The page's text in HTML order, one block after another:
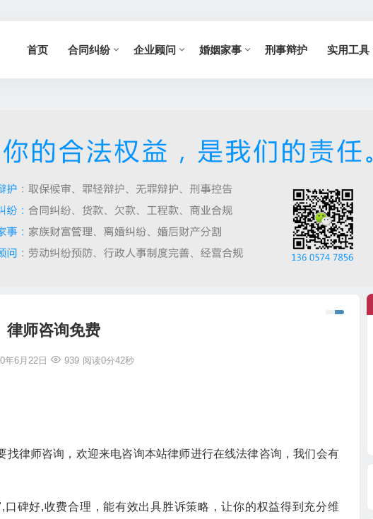
首页 合同纠纷 企业顾问 婚姻家事 刑事辩护 实用工具
律师咨询免费
年6月22日 939 阅读0分42秒
找律师咨询，欢迎来电咨询本站律师进行在线法律咨询，我们会有
,口碑好,收费合理，能有效出具胜诉策略，让你的权益得到充分维